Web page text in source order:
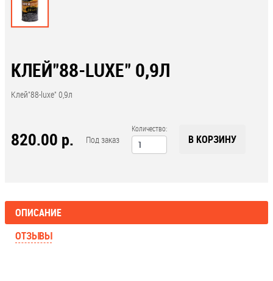
КЛЕЙ"88-LUXE" 0,9Л
Клей"88-luxe" 0,9л
820.00 р. Под заказ
Количество:
В КОРЗИНУ
ОПИСАНИЕ
ОТЗЫВЫ